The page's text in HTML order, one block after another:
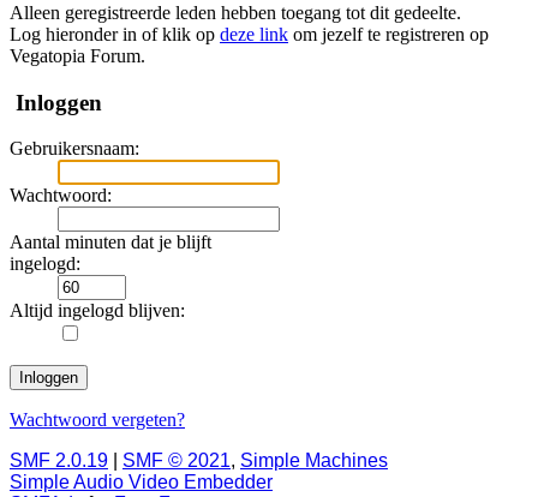
Alleen geregistreerde leden hebben toegang tot dit gedeelte.
Log hieronder in of klik op deze link om jezelf te registreren op
Vegatopia Forum.
Inloggen
Gebruikersnaam:
Wachtwoord:
Aantal minuten dat je blijft
ingelogd:
Altijd ingelogd blijven:
Wachtwoord vergeten?
SMF 2.0.19
SMF © 2021, Simple Machines
Simple Audio Video Embedder